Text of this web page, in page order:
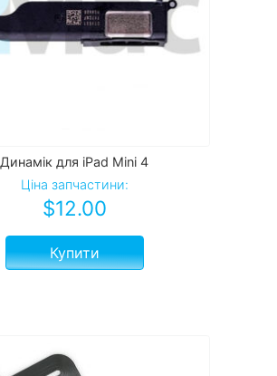
Динамік для iPad Mini 4
Ціна запчастини:
$12.00
Купити